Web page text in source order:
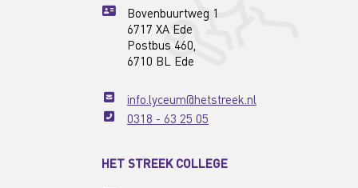
Bovenbuurtweg 1
6717 XA Ede
Postbus 460,
6710 BL Ede
info.lyceum@hetstreek.nl
0318 - 63 25 05
HET STREEK COLLEGE